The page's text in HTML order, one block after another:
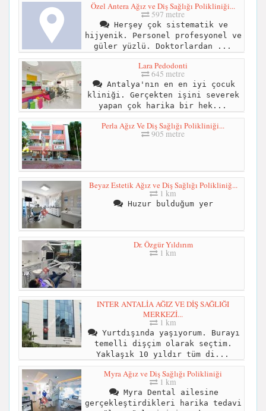
Özel Antera Ağız ve Diş Sağlığı Polikliniği...
597 metre
Herşey çok sistematik ve
hijyenik. Personel profesyonel ve
güler yüzlü. Doktorlardan ...
Lara Pedodonti
645 metre
Antalya'nın en en iyi çocuk
kliniği. Gerçekten işini severek
yapan çok harika bir hek...
Perla Ağız Ve Diş Sağlığı Polikliniği...
905 metre
Beyaz Estetik Ağız ve Diş Sağlığı Polikliniğ...
1 km
Huzur bulduğum yer
Dr. Özgür Yıldırım
1 km
INTER ANTALİA AĞIZ VE DİŞ SAĞLIĞI
MERKEZİ...
1 km
Yurtdışında yaşıyorum. Burayı
temelli dişçim olarak seçtim.
Yaklaşık 10 yıldır tüm di...
Myra Ağız ve Diş Sağlığı Polikliniği
1 km
Myra Dental ailesine
gerçekleştirdikleri harika tedavi